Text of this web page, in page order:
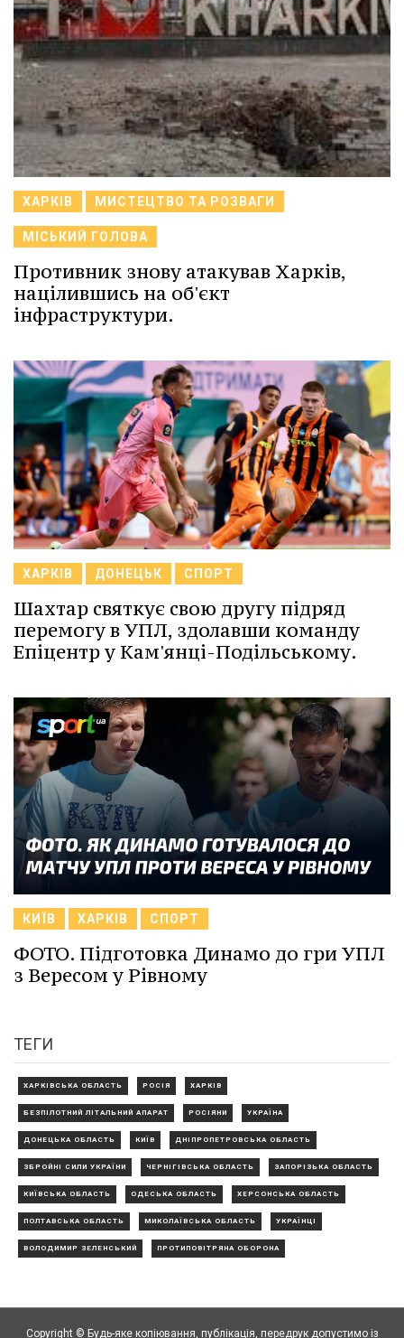
ХАРКІВ МИСТЕЦТВО ТА РОЗВАГИ
МІСЬКИЙ ГОЛОВА
Противник знову атакував Харків,
націлившись на об'єкт
інфраструктури.
ХАРКІВ ДОНЕЦЬК СПОРТ
Шахтар святкує свою другу підряд
перемогу в УПЛ, здолавши команду
Епіцентр у Кам'янці-Подільському.
КИЇВ ХАРКІВ СПОРТ
ФОТО. Підготовка Динамо до гри УПЛ
з Вересом у Рівному
ТЕГИ
ХАРКІВСЬКА ОБЛАСТЬ РОСІЯ ХАРКІВ
БЕЗПІЛОТНИЙ ЛІТАЛЬНИЙ АПАРАТ РОСІЯНИ УКРАЇНА
ДОНЕЦЬКА ОБЛАСТЬ КИЇВ ДНІПРОПЕТРОВСЬКА ОБЛАСТЬ
ЗБРОЙНІ СИЛИ УКРАЇНИ ЧЕРНІГІВСЬКА ОБЛАСТЬ ЗАПОРІЗЬКА ОБЛАСТЬ
КИЇВСЬКА ОБЛАСТЬ ОДЕСЬКА ОБЛАСТЬ ХЕРСОНСЬКА ОБЛАСТЬ
ПОЛТАВСЬКА ОБЛАСТЬ МИКОЛАЇВСЬКА ОБЛАСТЬ УКРАЇНЦІ
ВОЛОДИМИР ЗЕЛЕНСЬКИЙ ПРОТИПОВІТРЯНА ОБОРОНА
Copyright © Будь-яке копiювання, публiкацiя, передрук допустимо із